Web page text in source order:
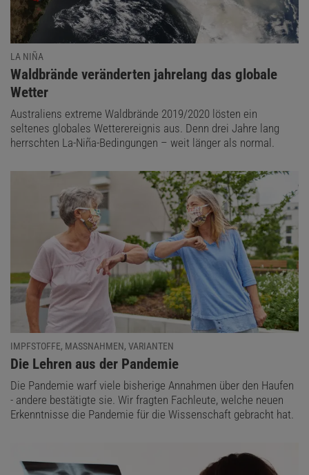
LA NIÑA
:
Waldbrände veränderten jahrelang das globale
Wetter
Australiens extreme Waldbrände 2019/2020 lösten ein
seltenes globales Wetterereignis aus. Denn drei Jahre lang
herrschten La-Niña-Bedingungen – weit länger als normal.
IMPFSTOFFE, MASSNAHMEN, VARIANTEN
:
Die Lehren aus der Pandemie
Die Pandemie warf viele bisherige Annahmen über den Haufen
- andere bestätigte sie. Wir fragten Fachleute, welche neuen
Erkenntnisse die Pandemie für die Wissenschaft gebracht hat.